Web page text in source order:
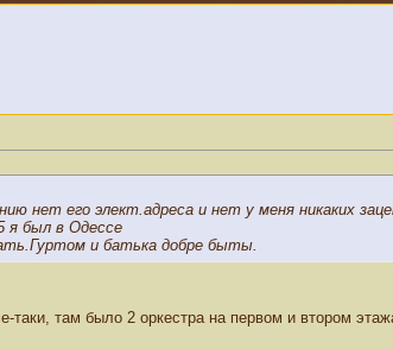
нет его элект.адреса и нет у меня никаких
я был в Одессе
и батька добре быты.
там было 2 оркестра на первом и втором